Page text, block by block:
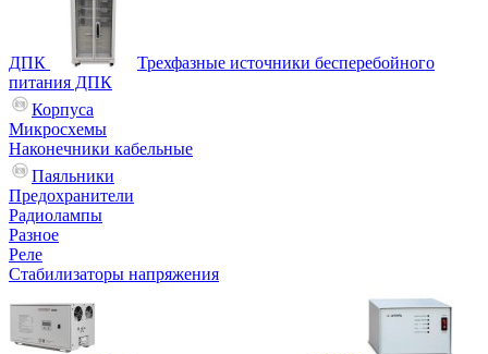
ДПК
Трехфазные источники бесперебойного
питания ДПК
Корпуса
Микросхемы
Наконечники кабельные
Паяльники
Предохранители
Радиолампы
Разное
Реле
Стабилизаторы напряжения